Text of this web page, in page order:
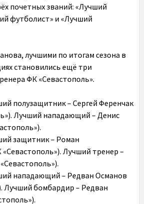
почетных званий: «Лучший
футболист» и «Лучший
лучшими по итогам сезона в
становились ещё три
ФК «Севастополь».
полузащитник – Сергей Ференчак
Лучший нападающий – Денис
защитник – Роман
Лучший тренер –
нападающий – Редван Османов
Лучший бомбардир – Редван